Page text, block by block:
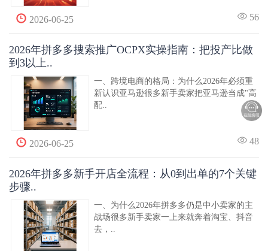
2026-06-25 56
2026年拼多多搜索推广OCPX实操指南：把投产比做
到3以上..
一、跨境电商的格局：为什么2026年必须重
新认识亚马逊很多新手卖家把亚马逊当成"高
配..
2026-06-25 48
2026年拼多多新手开店全流程：从0到出单的7个关键
步骤..
一、为什么2026年拼多多仍是中小卖家的主
战场很多新手卖家一上来就奔着淘宝、抖音
去，..